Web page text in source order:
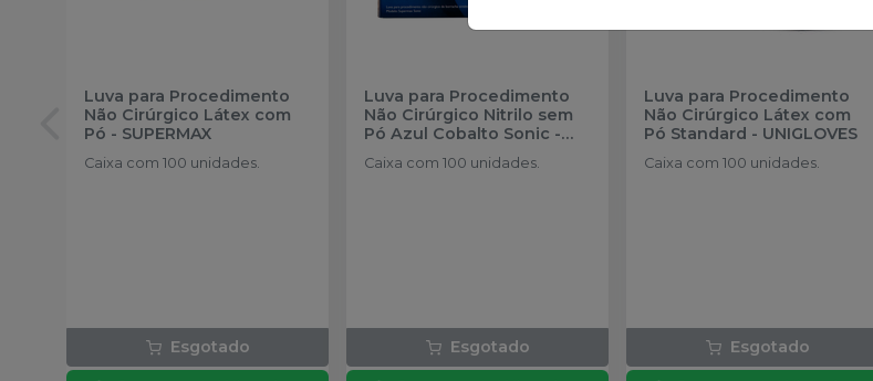
Luva para Procedimento
Não Cirúrgico Látex com
Pó - SUPERMAX
Caixa com 100 unidades.
Esgotado
Luva para Procedimento
Não Cirúrgico Nitrilo sem
Pó Azul Cobalto Sonic -
Caixa com 100 unidades.
Esgotado
Luva para Procedimento
Não Cirúrgico Látex com
Pó Standard - UNIGLOVES
Caixa com 100 unidades.
Esgotado